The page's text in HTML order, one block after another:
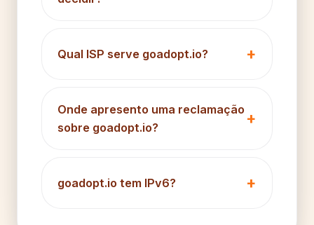
Qual ISP serve goadopt.io?
Onde apresento uma reclamação
sobre goadopt.io?
goadopt.io tem IPv6?